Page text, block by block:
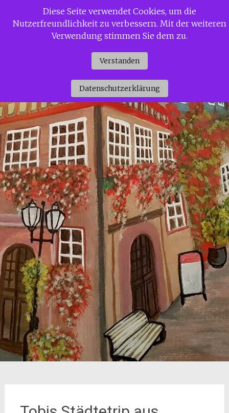
InhaltSiggi Gerdaus Welt
Diese Seite verwendet Cookies, um die
Nutzerfreundlichkeit zu verbessern. Mit der weiteren
Verwendung stimmen Sie dem zu.
Verstanden
Datenschutzerklärung